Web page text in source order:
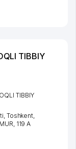
TIBBIY
TIBBIY
, Toshkent,
, 119 А